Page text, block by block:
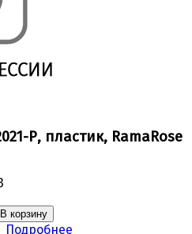
Р, пластик, RamaRose
В корзину
Подробнее